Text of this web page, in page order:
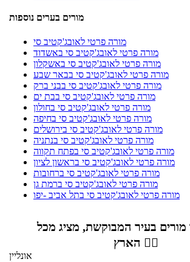
מורים בערים נוספות
מורה פרטי לאובג'קטיב סי
מורה פרטי לאובג'קטיב סי באשדוד
מורה פרטי לאובג'קטיב סי באשקלון
מורה פרטי לאובג'קטיב סי בבאר שבע
מורה פרטי לאובג'קטיב סי בבני ברק
מורה פרטי לאובג'קטיב סי בבת ים
מורה פרטי לאובג'קטיב סי בחולון
מורה פרטי לאובג'קטיב סי בחיפה
מורה פרטי לאובג'קטיב סי בירושלים
מורה פרטי לאובג'קטיב סי בנתניה
מורה פרטי לאובג'קטיב סי בפתח תקווה
מורה פרטי לאובג'קטיב סי בראשון לציון
מורה פרטי לאובג'קטיב סי ברחובות
מורה פרטי לאובג'קטיב סי ברמת גן
מורה פרטי לאובג'קטיב סי בתל אביב -יפו
בעיר המבוקשת, מציג מכל
הארץ 👇🏼
אונליין